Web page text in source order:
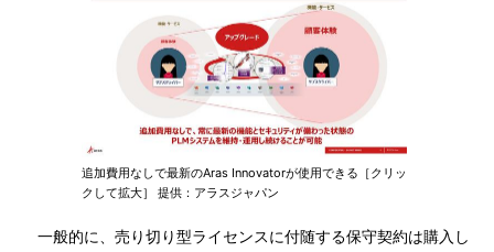
追加費用なしで最新のAras Innovatorが使用できる［クリッ
クして拡大］ 提供：アラスジャパン
一般的に、売り切り型ライセンスに付随する保守契約は購入し